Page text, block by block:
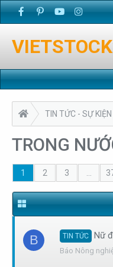
VIETSTOCK
TIN TỨC - SỰ KIỆN
TRONG
1 2 3
B TIN TỨC Nữ
Báo Nông